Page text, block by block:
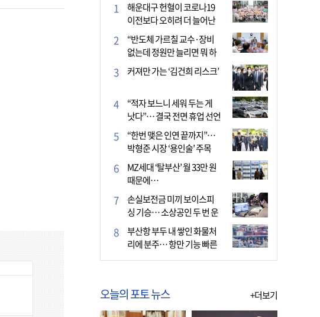
해운대구 헌혈이 코로나19
이전보다 오히려 더 늘어난
이유는?
“반도체 가르칠 교수·장비
없는데 정원만 늘리면 뭐 하
나”
커져만 가는 ‘김건희 리스크’
“적자 보느니 세워 두는 게
낫다”… 결국 전면 휴업 선언
한 택시회사
“한번 맺은 인연 끝까지”…
박형준 시장 ‘용인술’ 주목
MZ세대 ‘탈부산’ 월 33만 원
때문에…
손실보전금 미끼 보이스피
싱 기승… 소상공인 두 번 운
다
부산항 부두 내 쌓인 화물처
리에 분주… 항만 기능 빠른
회복세
오늘의 포토 뉴스 +더보기